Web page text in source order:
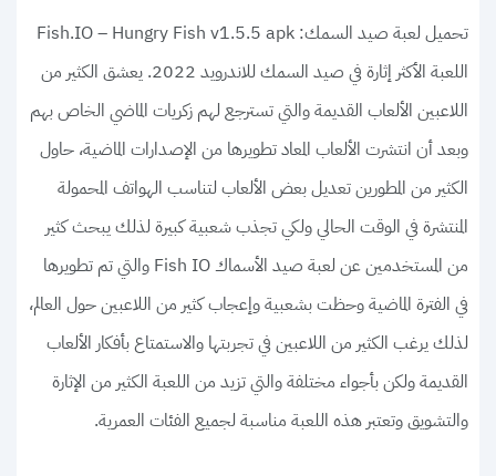
تحميل لعبة صيد السمك: Fish.IO – Hungry Fish v1.5.5 apk
اللعبة الأكثر إثارة في صيد السمك للاندرويد 2022. يعشق الكثير من
اللاعبين الألعاب القديمة والتي تسترجع لهم زكريات الماضي الخاص بهم
وبعد أن انتشرت الألعاب المعاد تطويرها من الإصدارات الماضية، حاول
الكثير من المطورين تعديل بعض الألعاب لتناسب الهواتف المحمولة
المنتشرة في الوقت الحالي ولكي تجذب شعبية كبيرة لذلك يبحث كثير
من المستخدمين عن لعبة صيد الأسماك Fish IO والتي تم تطويرها
في الفترة الماضية وحظت بشعبية وإعجاب كثير من اللاعبين حول العالم،
لذلك يرغب الكثير من اللاعبين في تجربتها والاستمتاع بأفكار الألعاب
القديمة ولكن بأجواء مختلفة والتي تزيد من اللعبة الكثير من الإثارة
والتشويق وتعتبر هذه اللعبة مناسبة لجميع الفئات العمرية.